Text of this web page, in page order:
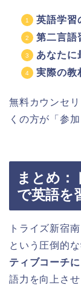
英語学習
第二言語
あなたに
実際の教
無料カウンセ
くの方が「参
まとめ：
で英語を
トライズ新宿南
という圧倒的な
ティブコーチ
語力を向上さ